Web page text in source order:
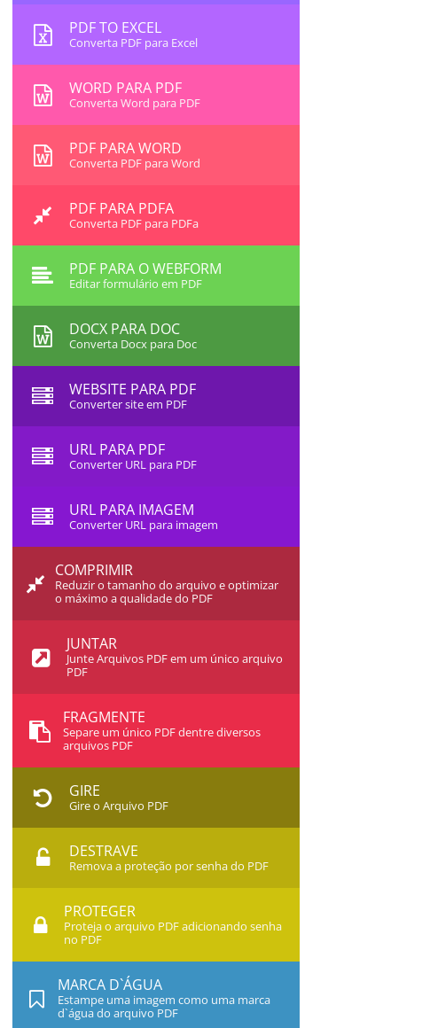
PDF TO EXCEL
Converta PDF para Excel
WORD PARA PDF
Converta Word para PDF
PDF PARA WORD
Converta PDF para Word
PDF PARA PDFA
Converta PDF para PDFa
PDF PARA O WEBFORM
Editar formulário em PDF
DOCX PARA DOC
Converta Docx para Doc
WEBSITE PARA PDF
Converter site em PDF
URL PARA PDF
Converter URL para PDF
URL PARA IMAGEM
Converter URL para imagem
COMPRIMIR
Reduzir o tamanho do arquivo e optimizar
o máximo a qualidade do PDF
JUNTAR
Junte Arquivos PDF em um único arquivo
PDF
FRAGMENTE
Separe um único PDF dentre diversos
arquivos PDF
GIRE
Gire o Arquivo PDF
DESTRAVE
Remova a proteção por senha do PDF
PROTEGER
Proteja o arquivo PDF adicionando senha
no PDF
MARCA D`ÁGUA
Estampe uma imagem como uma marca
d`água do arquivo PDF